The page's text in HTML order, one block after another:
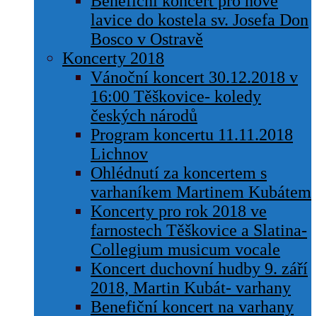
lavice do kostela sv. Josefa Don
Bosco v Ostravě
Koncerty 2018
Vánoční koncert 30.12.2018 v
16:00 Těškovice- koledy
českých národů
Program koncertu 11.11.2018
Lichnov
Ohlédnutí za koncertem s
varhaníkem Martinem Kubátem
Koncerty pro rok 2018 ve
farnostech Těškovice a Slatina-
Collegium musicum vocale
Koncert duchovní hudby 9. září
2018, Martin Kubát- varhany
Benefiční koncert na varhany